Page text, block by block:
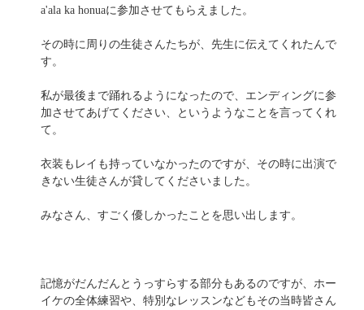
a'ala ka honuaに参加させてもらえました。
その時に周りの生徒さんたちが、先生に伝えてくれたんで
す。
私が最後まで踊れるようになったので、エンディングに参
加させてあげてください、というようなことを言ってくれ
て。
衣装もレイも持っていなかったのですが、その時に出演で
きない生徒さんが貸してくださいました。
みなさん、すごく優しかったことを思い出します。
記憶がだんだんとうっすらする部分もあるのですが、ホー
イケの全体練習や、特別なレッスンなどもその当時皆さん